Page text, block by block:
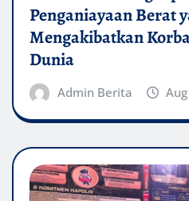
Penganiayaan Berat
Mengakibatkan
Dunia
Admin Berita